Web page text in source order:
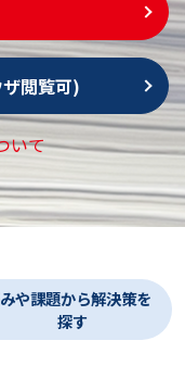
閲覧可)
いて
や課題から解決策を
探す